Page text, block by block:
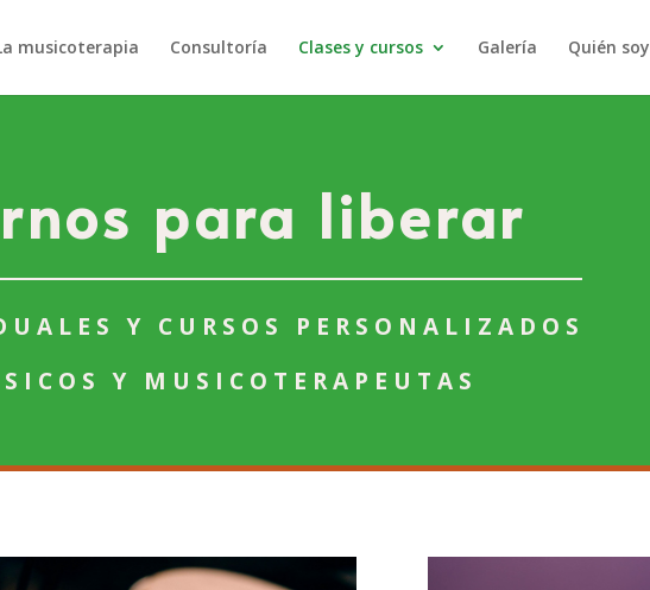
musicoterapia Consultoría Clases y cursos Galería Quién soy
para liberar
Y CURSOS PERSONALIZADOS
Y MUSICOTERAPEUTAS